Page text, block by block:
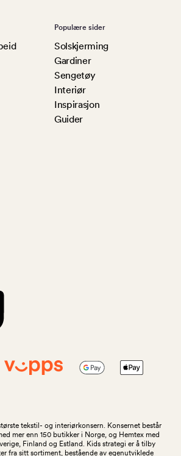
Populære sider
Solskjerming
Gardiner
Sengetøy
Interiør
Inspirasjon
Guider
tekstil- og interiørkonsern. Konsernet består
mer enn 150 butikker i Norge, og Hemtex med
Finland og Estland. Kids strategi er å tilby
fra sitt sortiment, bestående av egenutviklede